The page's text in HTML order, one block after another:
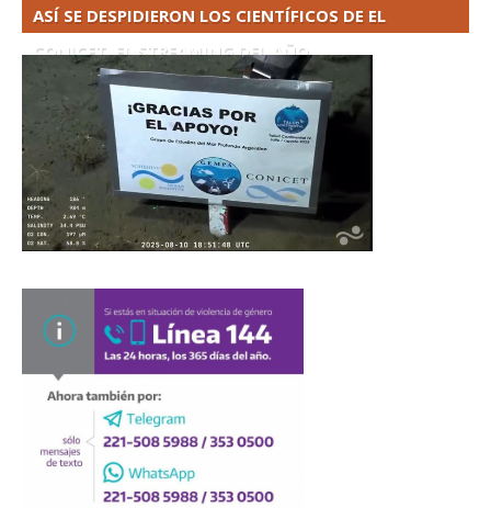
ASÍ SE DESPIDIERON LOS CIENTÍFICOS DE EL
CONICET. EL STREAMING DEL AÑO